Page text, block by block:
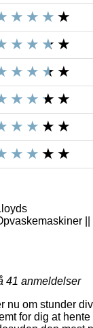
41 anmeldelser
nu om stunder
for dig at